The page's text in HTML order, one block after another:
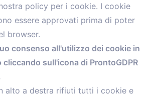
aziende
124/2017
policy per i cookie. I cookie
essere approvati prima di poter
browser.
consenso all'utilizzo dei cookie in
sull'icona di ProntoGDPR
alto a destra rifiuti tutti i cookie e